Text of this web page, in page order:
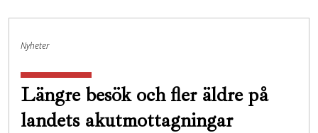
Nyheter
Längre besök och fler äldre på
landets akutmottagningar